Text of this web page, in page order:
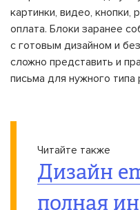
картинки, видео, кнопки,
оплата. Блоки заранее
с готовым дизайном и
сложно представить и
письма для нужного типа
Читайте также
Дизайн
полная